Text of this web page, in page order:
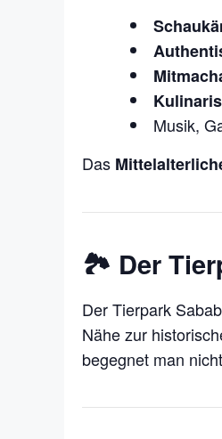
Musik,
Das
🏞️ Der
Der Tierpark
Nähe zur
begegnet man